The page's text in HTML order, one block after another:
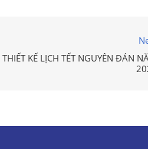
KẾ LỊCH TẾT NGUYÊN ĐÁN